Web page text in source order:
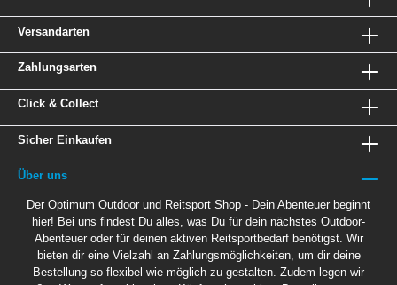
Zeltstange oder an einem Baum usw. befestigt
werden. Mit dem Transportetui lässt sich die
Lampe in eine Laterne umfunktionieren.
Reflektierende Elemente an der Rückseite der
sichtbar ist. LED-Anzeige der verbleibenden
Zwei LOCK-Funktionen, um ein
flach in einem kleinen Etui zusammenlegen.
Kompatibel mit allen Petzl-Helmen.
Leuchtkraft: 350 Lumen (ANSI FL1-
STANDARD) Gewicht: 90 g Lichtkegel: breit
oder kombiniert Betriebsmöglichkeiten: 3
AAA/LR03-Batterien (enthalten) oder CORE-
Akku (als Zubehör erhältlich)
Versandarten
Zahlungsarten
Click & Collect
Sicher Einkaufen
Über uns
Der Optimum Outdoor und Reitsport Shop - Dein Abenteuer beginnt
hier! Bei uns findest Du alles, was Du für dein nächstes Outdoor-
Abenteuer oder für deinen aktiven Reitsportbedarf benötigst. Wir
bieten dir eine Vielzahl an Zahlungsmöglichkeiten, um dir deine
Bestellung so flexibel wie möglich zu gestalten. Zudem legen wir